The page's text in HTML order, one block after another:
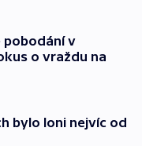
pobodání v
o vraždu na
bylo loni nejvíc od